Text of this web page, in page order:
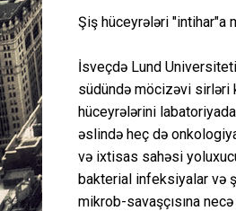
Şiş hüceyrələri "intihar"a
İsveçdə Lund
südündə möcizəvi sirləri
hüceyrələrini
əslində heç də
və ixtisas sahəsi
bakterial infeksiyalar və
mikrob-savaşçısına